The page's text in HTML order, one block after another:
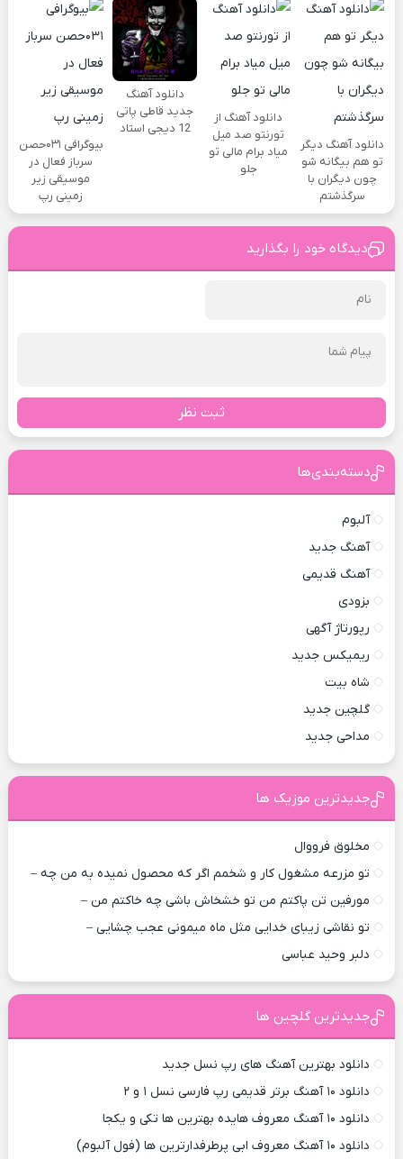
دانلود آهنگ دیگر
تو هم بیگانه شو
چون دیگران با
سرگذشتم
دانلود آهنگ از
تورنتو صد میل
میاد برام مالی تو
جلو
دانلود آهنگ
جدید قاطی پاتی
12 دیجی استاد
بیوگرافی ۰۳۱حصن
سرباز فعال در
موسیقی زیر
زمینی رپ
دیدگاه خود را بگذارید
ثبت نظر
دسته‌بندی‌ها
آلبوم
آهنگ جدید
آهنگ قدیمی
بزودی
رپورتاژ آگهی
ریمیکس جدید
شاه بیت
گلچین جدید
مداحی جدید
جدیدترین موزیک ها
مخلوق فرووال
تو مزرعه مشغول کار و شخمم اگر که محصول نمیده به من چه –
مورفین تن پاکتم من تو خشخاش باشی چه خاکتم من –
تو نقاشی زیبای خدایی مثل ماه میمونی عجب چشایی –
دلبر وحید عباسی
جدیدترین گلچین ها
دانلود بهترین آهنگ های رپ نسل جدید
دانلود ۱۰ آهنگ برتر قدیمی رپ فارسی نسل ۱ و ۲
دانلود ۱۰ آهنگ معروف هایده بهترین ها تکی و یکجا
دانلود ۱۰ آهنگ معروف ابی پرطرفدارترین ها (فول آلبوم)